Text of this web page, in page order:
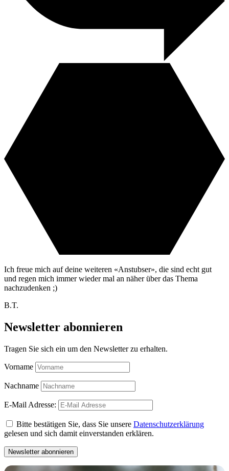
Ich freue mich auf deine weiteren «Anstubser», die sind echt gut
und regen mich immer wieder mal an näher über das Thema
nachzudenken ;)
B.T.
Newsletter abonnieren
Tragen Sie sich ein um den Newsletter zu erhalten.
Vorname
Nachname
E-Mail Adresse:
Bitte bestätigen Sie, dass Sie unsere Datenschutzerklärung
gelesen und sich damit einverstanden erklären.